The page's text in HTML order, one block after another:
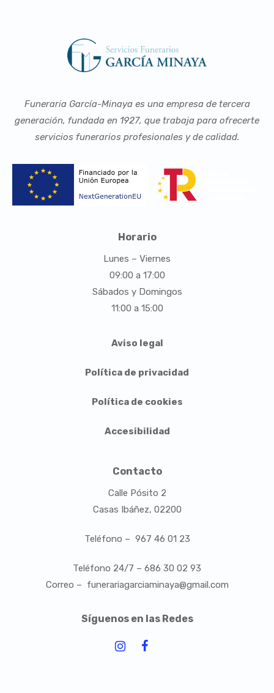
Funeraria García-Minaya es una empresa de tercera
generación, fundada en 1927, que trabaja para ofrecerte
servicios funerarios profesionales y de calidad.
Horario
Lunes – Viernes
09:00 a 17:00
Sábados y Domingos
11:00 a 15:00
Aviso legal
Política de privacidad
Política de cookies
Accesibilidad
Contacto
Calle Pósito 2
Casas Ibáñez, 02200
Teléfono – 967 46 01 23
Teléfono 24/7 – 686 30 02 93
Correo – funerariagarciaminaya@gmail.com
Síguenos en las Redes